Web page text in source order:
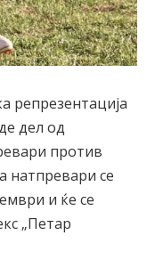
репрезентација
дел од
против
натпревари се
и ќе се
„Петар